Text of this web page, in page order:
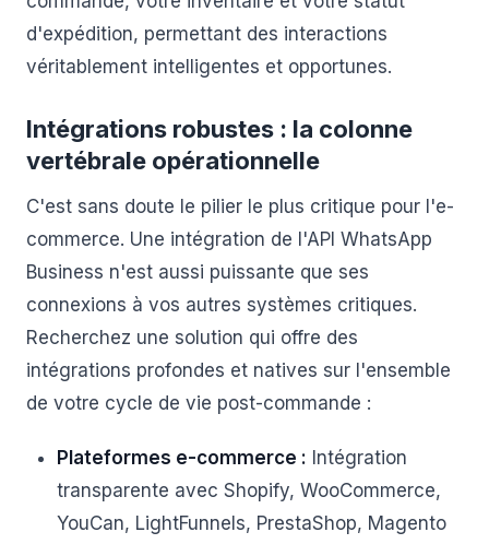
d'expédition, permettant des interactions
véritablement intelligentes et opportunes.
Intégrations robustes : la colonne
vertébrale opérationnelle
C'est sans doute le pilier le plus critique pour l'e-
commerce. Une intégration de l'API WhatsApp
Business n'est aussi puissante que ses
connexions à vos autres systèmes critiques.
Recherchez une solution qui offre des
intégrations profondes et natives sur l'ensemble
de votre cycle de vie post-commande :
Plateformes e-commerce : Intégration
transparente avec Shopify, WooCommerce,
YouCan, LightFunnels, PrestaShop, Magento